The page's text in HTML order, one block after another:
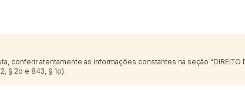
conferir atentamente as informações constantes na seção “DIREITO
§ 2o e 843, § 1o).